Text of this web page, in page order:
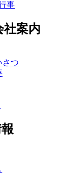
事
社案内
さつ